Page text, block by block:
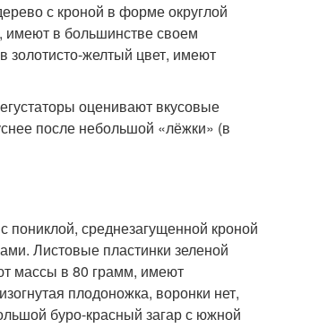
с кроной в форме округлой
имеют в большинстве своем
желтый цвет, имеют
оценивают вкусовые
после небольшой «лёжки» (в
среднезагущенной кроной
Листовые пластинки зеленой
массы в 80 грамм, имеют
плодоножка, воронки нет,
буро-красный загар с южной